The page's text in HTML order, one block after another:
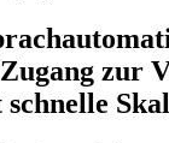
zur